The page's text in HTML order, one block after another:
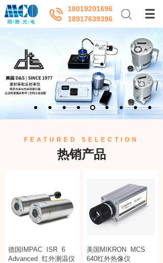
18917639396
18019201696
FEATURED SELECTION
德国IMPAC ISR 6
Advanced 红外测温仪
美国MIKRON
MCS
640红外热像仪
热销产品